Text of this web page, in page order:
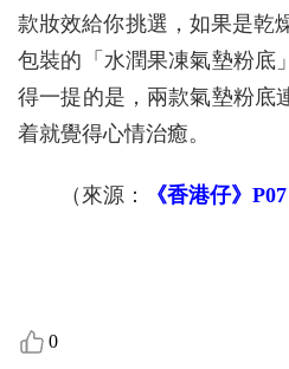
款妝效給你挑選，如果是乾
包裝的「水潤果凍氣墊粉底
得一提的是，兩款氣墊粉底
着就覺得心情治癒。
（來源： 《香港仔》P07
0